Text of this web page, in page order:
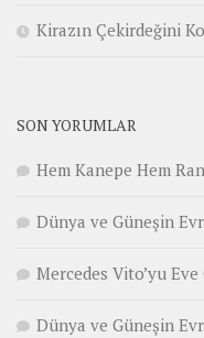
Kirazın Çekirdeğini
SON YORUMLAR
Hem Kanepe Hem
Dünya ve Güneşin
Mercedes Vito’yu
Dünya ve Güneşin